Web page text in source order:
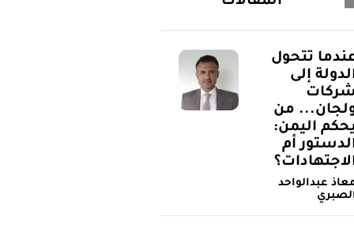
تتحول
إلى
من
اليمن:
أم
عبدالواحد